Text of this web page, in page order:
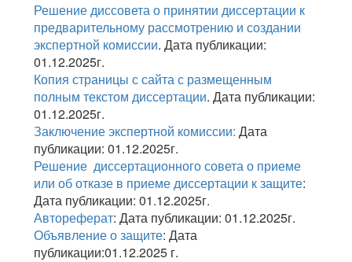
Решение диссовета о принятии диссертации к
предварительному рассмотрению и создании
экспертной комиссии. Дата публикации:
01.12.2025г.
Копия страницы с сайта с размещенным
полным текстом диссертации. Дата публикации:
01.12.2025г.
Заключение экспертной комиссии: Дата
публикации: 01.12.2025г.
Решение диссертационного совета о приеме
или об отказе в приеме диссертации к защите:
Дата публикации: 01.12.2025г.
Автореферат: Дата публикации: 01.12.2025г.
Объявление о защите: Дата
публикации:01.12.2025 г.